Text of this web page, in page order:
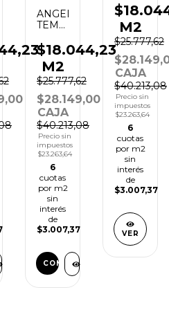
ANGELGRES
TEMPO
15.4X60
$18.044,23
M2
$25.777,62
$28.149,00
CAJA
$40.213,08
Precio sin
impuestos
$23.263,64
6
cuotas
por m2
sin
interés
de
$3.007,37
COMPRAR
15.4X60
M2
$25.777,62
CAJA
$40.213,08
Precio sin
impuestos
$23.263,64
6
cuotas
por m2
sin
interés
de
$3.007,37
VER